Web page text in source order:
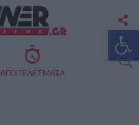
ΑΠΟΤΕΛΕΣΜΑΤΑ